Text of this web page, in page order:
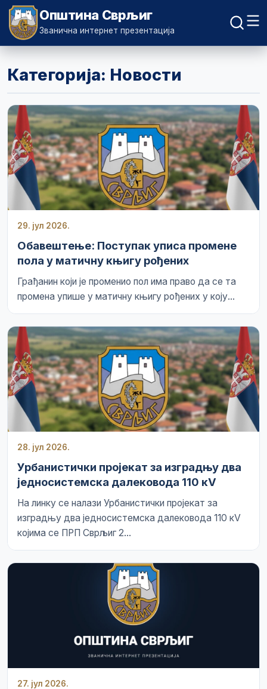
Општина Сврљиг
Званична интернет презентација
Категорија: Новости
29. јул 2026.
Обавештење: Поступак уписа промене
пола у матичну књигу рођених
Грађанин који је променио пол има право да се та
промена упише у матичну књигу рођених у коју...
28. јул 2026.
Урбанистички пројекат за изградњу два
једносистемска далековода 110 кV
На линку се налази Урбанистички пројекат за
изградњу два једносистемска далековода 110 кV
којима се ПРП Сврљиг 2...
27. јул 2026.